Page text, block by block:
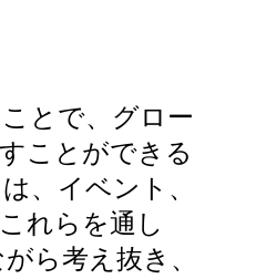
とで、グロー
ことができる
、イベント、
れらを通し
ら考え抜き、